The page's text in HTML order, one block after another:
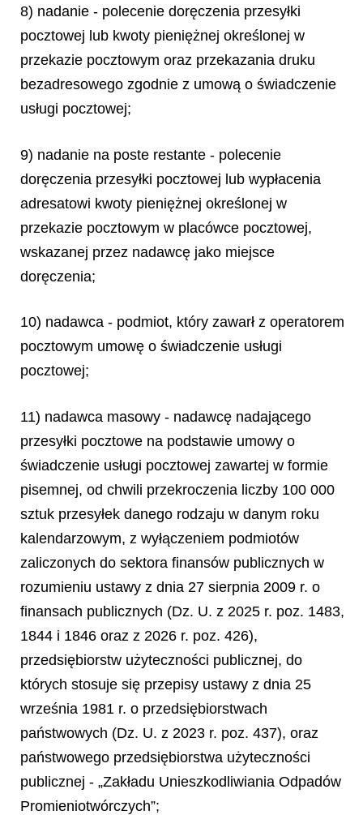
8) nadanie - polecenie doręczenia przesyłki
pocztowej lub kwoty pieniężnej określonej w
przekazie pocztowym oraz przekazania druku
bezadresowego zgodnie z umową o świadczenie
usługi pocztowej;
9) nadanie na poste restante - polecenie
doręczenia przesyłki pocztowej lub wypłacenia
adresatowi kwoty pieniężnej określonej w
przekazie pocztowym w placówce pocztowej,
wskazanej przez nadawcę jako miejsce
doręczenia;
10) nadawca - podmiot, który zawarł z operatorem
pocztowym umowę o świadczenie usługi
pocztowej;
11) nadawca masowy - nadawcę nadającego
przesyłki pocztowe na podstawie umowy o
świadczenie usługi pocztowej zawartej w formie
pisemnej, od chwili przekroczenia liczby 100 000
sztuk przesyłek danego rodzaju w danym roku
kalendarzowym, z wyłączeniem podmiotów
zaliczonych do sektora finansów publicznych w
rozumieniu ustawy z dnia 27 sierpnia 2009 r. o
finansach publicznych (Dz. U. z 2025 r. poz. 1483,
1844 i 1846 oraz z 2026 r. poz. 426),
przedsiębiorstw użyteczności publicznej, do
których stosuje się przepisy ustawy z dnia 25
września 1981 r. o przedsiębiorstwach
państwowych (Dz. U. z 2023 r. poz. 437), oraz
państwowego przedsiębiorstwa użyteczności
publicznej - „Zakładu Unieszkodliwiania Odpadów
Promieniotwórczych”;